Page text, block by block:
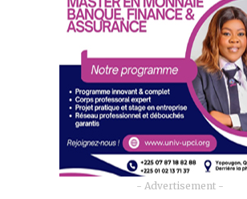
- Advertisement -